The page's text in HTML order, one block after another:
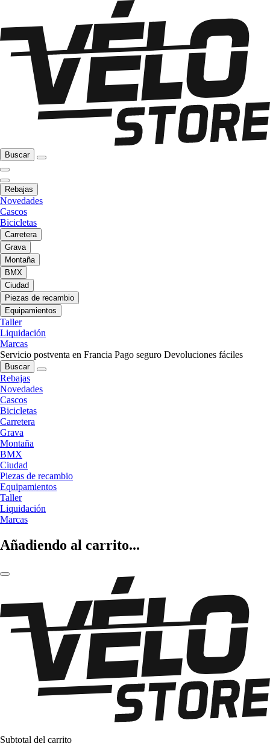
Buscar
Rebajas
Novedades
Cascos
Bicicletas
Carretera
Grava
Montaña
BMX
Ciudad
Piezas de recambio
Equipamientos
Taller
Liquidación
Marcas
Servicio postventa en Francia Pago seguro Devoluciones fáciles
Buscar
Rebajas
Novedades
Cascos
Bicicletas
Carretera
Grava
Montaña
BMX
Ciudad
Piezas de recambio
Equipamientos
Taller
Liquidación
Marcas
Añadiendo al carrito...
Subtotal del carrito